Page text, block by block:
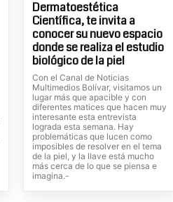
Dermatoestética
Científica, te invita a
conocer su nuevo espacio
donde se realiza el estudio
biológico de la piel
Con el Canal de Noticias
Multimedios Bolívar, visitamos un
lugar más que apacible y con
diferentes matices que hacen muy
interesante esta entrevista
lograda esta semana. Hay
problemáticas que lucen como
imposibles de resolver en el tema
de la piel, y la llave está mucho
más cerca de lo que se piensa e
imagina.-